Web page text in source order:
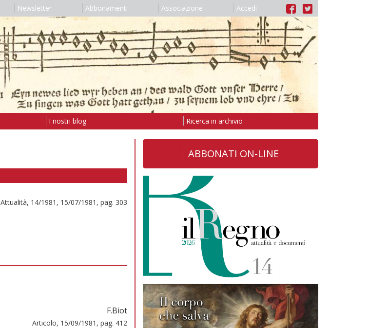
Newsletter Abbonamenti Associazione Accedi
I nostri blog Ricerca in archivio
Attualità, 14/1981, 15/07/1981, pag. 303
F.Biot
Articolo, 15/09/1981, pag. 412
ABBONATI ON-LINE